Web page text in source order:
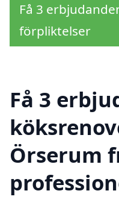
Få 3
förpliktelser
Få 3
Örserum